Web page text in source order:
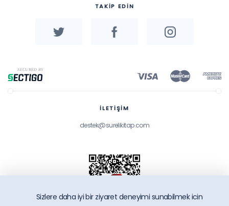
TAKİP EDİN
İLETİŞİM
destek@surelikitap.com
Sizlere daha iyi bir ziyaret deneyimi sunabilmek icin